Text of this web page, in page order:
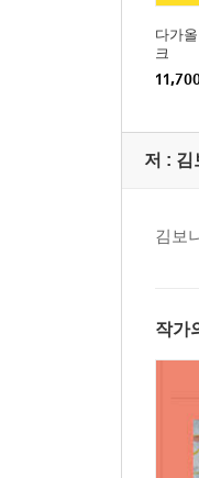
다가
크
저 : 김
김보
작가